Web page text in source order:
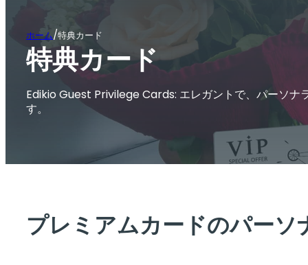
ホーム/特典カード
特典カード
Edikio Guest Privilege Cards: エレガントで、パーソナ
す。
プレミアムカードのパー